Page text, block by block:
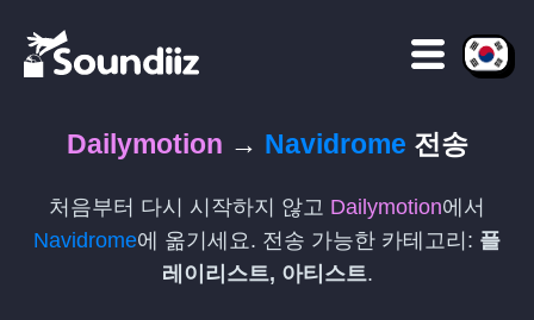
Dailymotion → Navidrome 전송
처음부터 다시 시작하지 않고 Dailymotion에서
Navidrome에 옮기세요. 전송 가능한 카테고리: 플
레이리스트, 아티스트.